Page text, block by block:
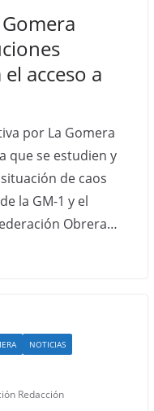
acceso a
por La Gomera
que se estudien y
de caos
la GM-1 y el
Obrera…
NOTICIAS
Redacción